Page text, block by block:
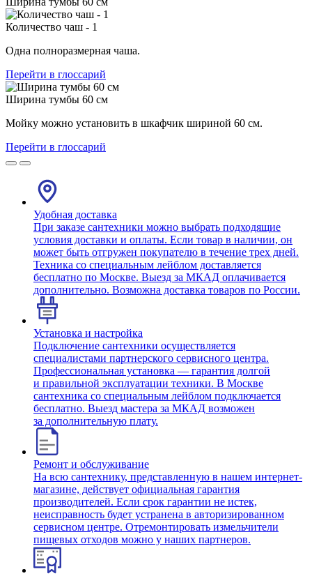
Количество чаш - 1
Одна полноразмерная чаша.
Перейти в глоссарий
Ширина тумбы 60 см
Мойку можно установить в шкафчик шириной 60 см.
Перейти в глоссарий
Удобная доставка
При заказе сантехники можно выбрать подходящие
условия доставки и оплаты. Если товар в наличии, он
может быть отгружен покупателю в течение трех дней.
Техника со специальным лейблом доставляется
бесплатно по Москве. Выезд за МКАД оплачивается
дополнительно. Возможна доставка товаров по России.
Установка и настройка
Подключение сантехники осуществляется
специалистами партнерского сервисного центра.
Профессиональная установка — гарантия долгой
и правильной эксплуатации техники. В Москве
сантехника со специальным лейблом подключается
бесплатно. Выезд мастера за МКАД возможен
за дополнительную плату.
Ремонт и обслуживание
На всю сантехнику, представленную в нашем интернет-
магазине, действует официальная гарантия
производителей. Если срок гарантии не истек,
неисправность будет устранена в авторизированном
сервисном центре. Отремонтировать измельчители
пищевых отходов можно у наших партнеров.